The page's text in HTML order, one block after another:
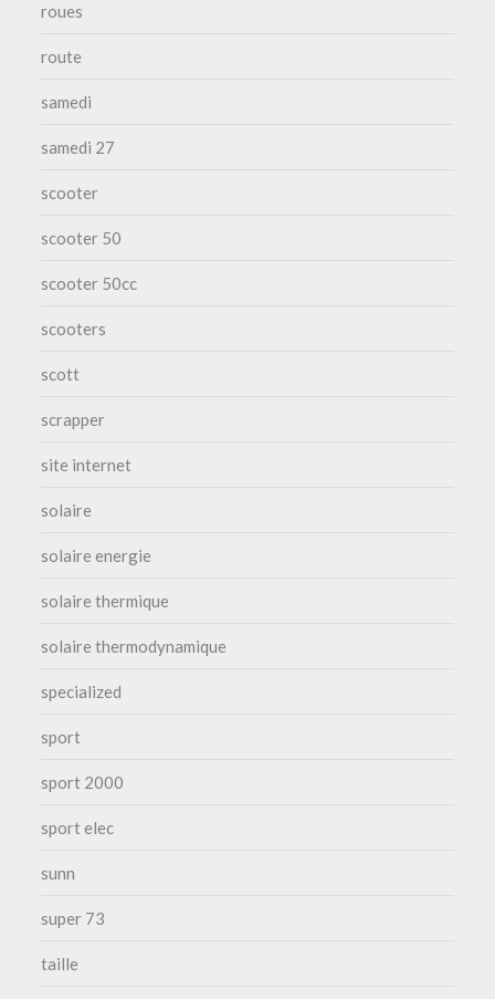
roues
route
samedi
samedi 27
scooter
scooter 50
scooter 50cc
scooters
scott
scrapper
site internet
solaire
solaire energie
solaire thermique
solaire thermodynamique
specialized
sport
sport 2000
sport elec
sunn
super 73
taille